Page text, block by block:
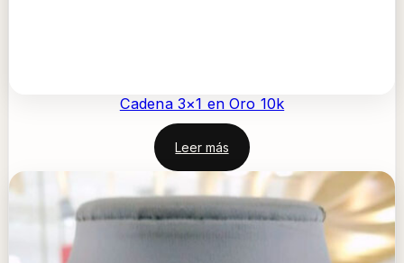
Cadena 3×1 en Oro 10k
Leer más